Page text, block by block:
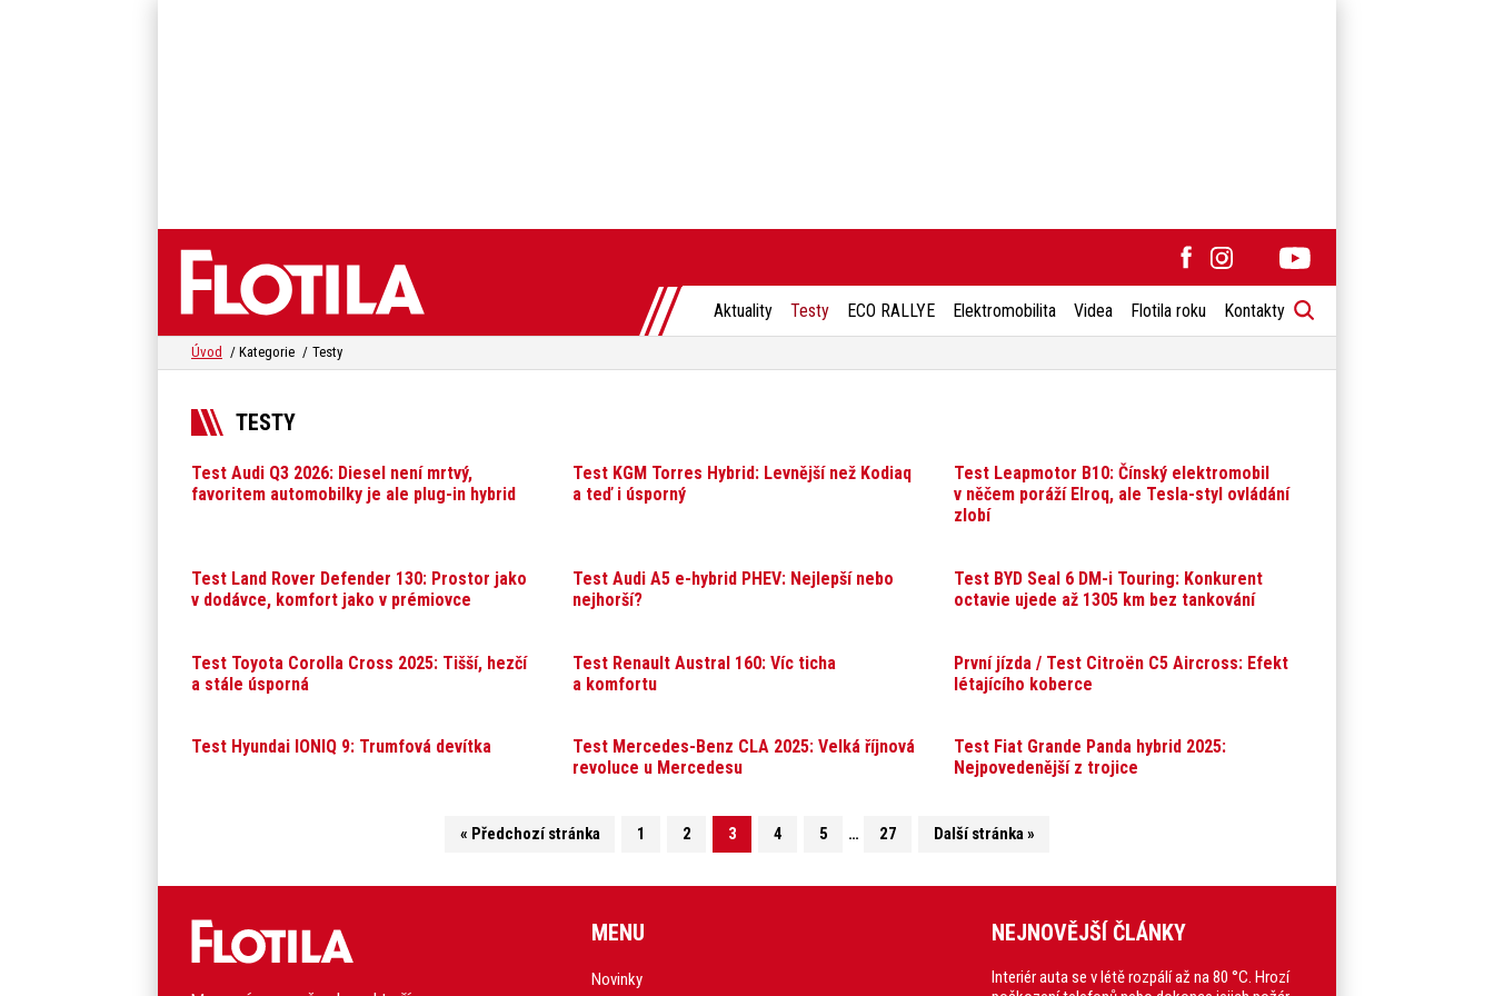
Aktuality Testy ECO RALLYE Elektromobilita Videa Flotila roku Kontakty
Úvod Kategorie Testy
TESTY
Test Audi Q3 2026: Diesel není mrtvý,
favoritem automobilky je ale plug-in hybrid
Test KGM Torres Hybrid: Levnější než Kodiaq
a teď i úsporný
Test Leapmotor B10: Čínský elektromobil
v něčem poráží Elroq, ale Tesla-styl ovládání
zlobí
Test Land Rover Defender 130: Prostor jako
v dodávce, komfort jako v prémiovce
Test Audi A5 e-hybrid PHEV: Nejlepší nebo
nejhorší?
Test BYD Seal 6 DM-i Touring: Konkurent
octavie ujede až 1305 km bez tankování
Test Toyota Corolla Cross 2025: Tišší, hezčí
a stále úsporná
Test Renault Austral 160: Víc ticha
a komfortu
První jízda / Test Citroën C5 Aircross: Efekt
létajícího koberce
Test Hyundai IONIQ 9: Trumfová devítka
Test Mercedes-Benz CLA 2025: Velká říjnová
revoluce u Mercedesu
Test Fiat Grande Panda hybrid 2025:
Nejpovedenější z trojice
« Předchozí stránka 1 2 3 4 5 … 27 Další stránka »
MENU
Novinky
NEJNOVĚJŠÍ ČLÁNKY
Interiér auta se v létě rozpálí až na 80 °C. Hrozí